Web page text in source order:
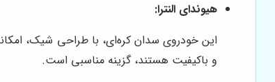
هیوندای النترا:
این خودروی سدان کره‌ای، با طراحی شیک،
و باکیفیت هستند، گزینه مناسبی است.